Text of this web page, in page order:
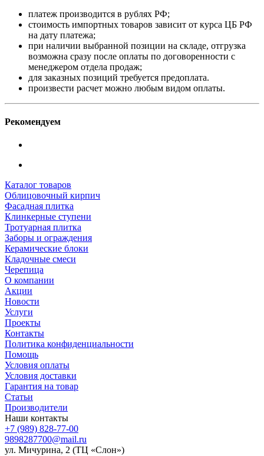
платеж производится в рублях РФ;
стоимость импортных товаров зависит от курса ЦБ РФ
на дату платежа;
при наличии выбранной позиции на складе, отгрузка
возможна сразу после оплаты по договоренности с
менеджером отдела продаж;
для заказных позиций требуется предоплата.
произвести расчет можно любым видом оплаты.
Рекомендуем
Каталог товаров
Облицовочный кирпич
Фасадная плитка
Клинкерные ступени
Тротуарная плитка
Заборы и ограждения
Керамические блоки
Кладочные смеси
Черепица
О компании
Акции
Новости
Услуги
Проекты
Контакты
Политика конфиденциальности
Помощь
Условия оплаты
Условия доставки
Гарантия на товар
Статьи
Производители
Наши контакты
+7 (989) 828-77-00
9898287700@mail.ru
ул. Мичурина, 2 (ТЦ «Слон»)